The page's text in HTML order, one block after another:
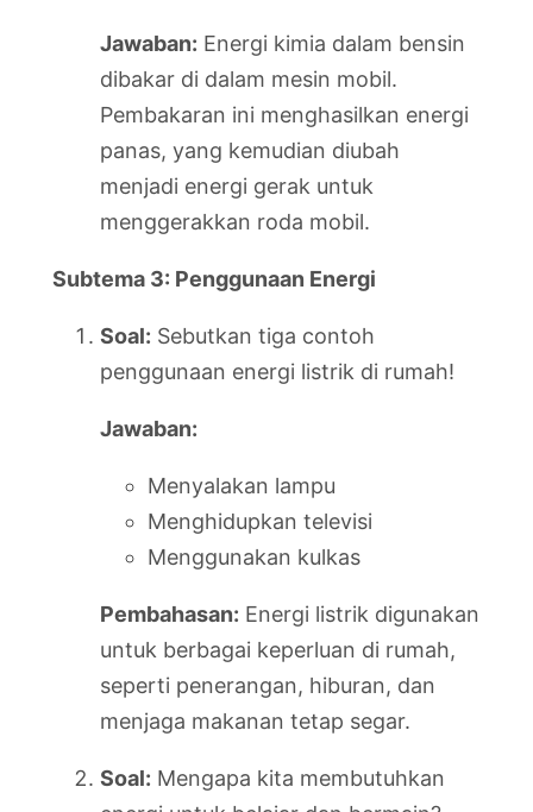
Jawaban: Energi kimia dalam bensin
dibakar di dalam mesin mobil.
Pembakaran ini menghasilkan energi
panas, yang kemudian diubah
menjadi energi gerak untuk
menggerakkan roda mobil.
Subtema 3: Penggunaan Energi
Soal: Sebutkan tiga contoh
penggunaan energi listrik di rumah!
Jawaban:
Menyalakan lampu
Menghidupkan televisi
Menggunakan kulkas
Pembahasan: Energi listrik digunakan
untuk berbagai keperluan di rumah,
seperti penerangan, hiburan, dan
menjaga makanan tetap segar.
Soal: Mengapa kita membutuhkan